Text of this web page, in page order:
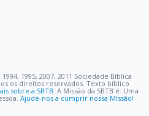
1995, 2007, 2011 Sociedade Bíblica
os direitos reservados. Texto bíblico
sobre a SBTB . A Missão da SBTB é: Uma
Ajude-nos a cumprir nossa Missão!